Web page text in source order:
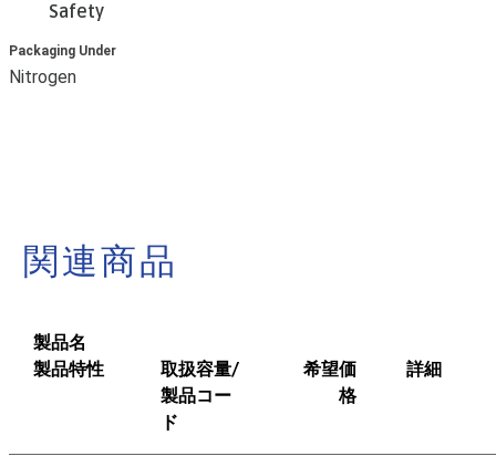
Safety
Packaging Under
Nitrogen
関連商品
製品名
製品特性
取扱容量/
製品コー
ド
希望価
格
詳細